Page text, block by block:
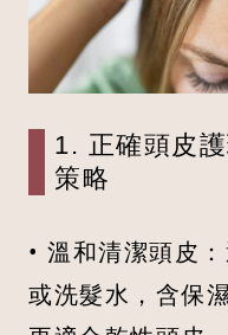
1. 正確頭皮
策略
• 溫和清潔頭皮
或洗髮水，含保